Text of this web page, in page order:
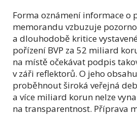
Forma oznámení informace o
memorandu vzbuzuje
a dlouhodobě kritice
pořízení BVP za 52 miliard
na místě očekávat podpis
v záři reflektorů. O jeho
proběhnout široká veřejná
a více miliard korun nelze
na transparentnost. Příprava